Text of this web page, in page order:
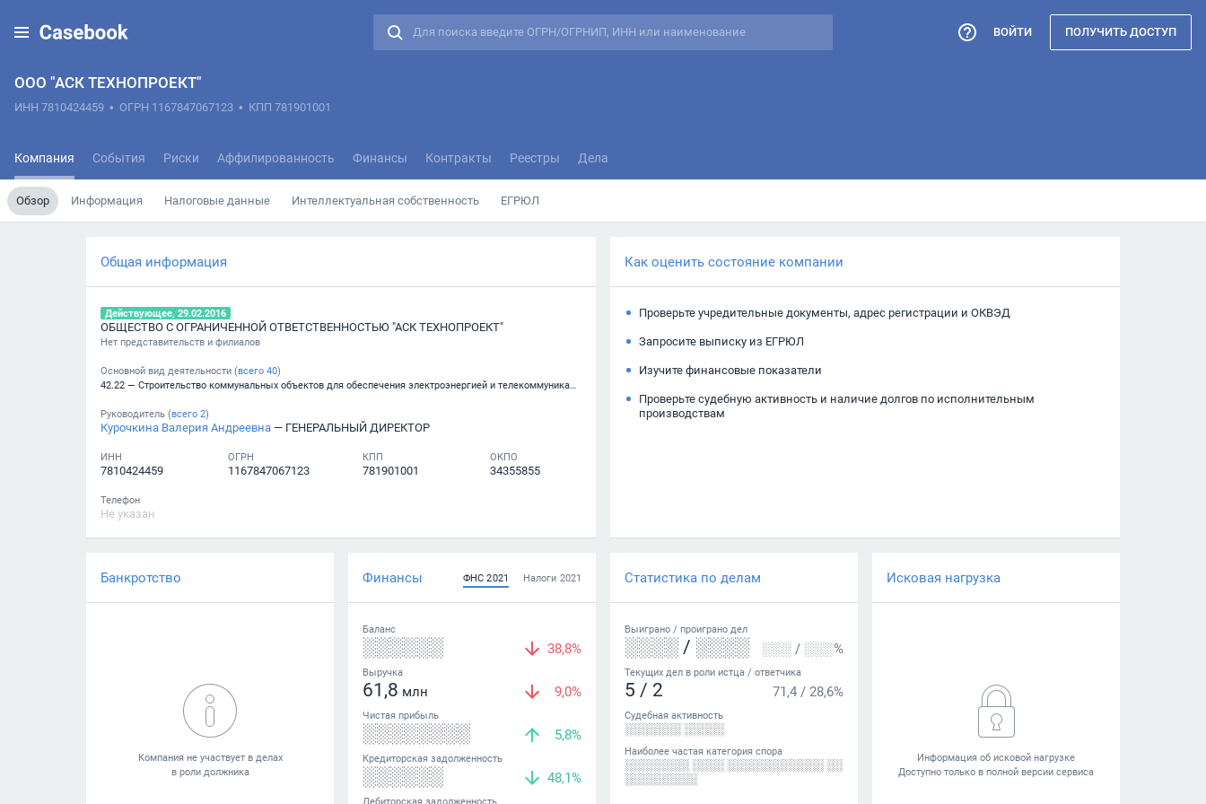
ООО "АСК ТЕХНОПРОЕКТ"
ИНН 7810424459 • ОГРН 1167847067123 • КПП 781901001
Компания События Риски Аффилированность Финансы Контракты Реестры Дела
Обзор Информация Налоговые данные Интеллектуальная собственность ЕГРЮЛ
ВОЙТИ ПОЛУЧИТЬ ДОСТУП
Общая информация
Действующее, 29.02.2016
ОБЩЕСТВО С ОГРАНИЧЕННОЙ ОТВЕТСТВЕННОСТЬЮ "АСК ТЕХНОПРОЕКТ"
Нет представительств и филиалов
Основной вид деятельности (всего 40)
42.22 — Строительство коммунальных объектов для обеспечения электроэнергией и телекоммуникациями
Руководитель (всего 2)
Курочкина Валерия Андреевна — ГЕНЕРАЛЬНЫЙ ДИРЕКТОР
ИНН
7810424459
ОГРН
1167847067123
КПП
781901001
ОКПО
34355855
Телефон
Не указан
Как оценить состояние компании
Проверьте учредительные документы, адрес регистрации и ОКВЭД
Запросите выписку из ЕГРЮЛ
Изучите финансовые показатели
Проверьте судебную активность и наличие долгов по исполнительным
производствам
Банкротство Финансы ФНС 2021 Налоги 2021
Баланс
░░░░░░ 38,8%
Выручка
61,8 млн 9,0%
Чистая прибыль
░░░░░░░░ 5,8%
Кредиторская задолженность
░░░░░░ 48,1%
Дебиторская задолженность
Статистика по делам
Выиграно / проиграно дел
░░░░ / ░░░░ ░░░ / ░░░%
Текущих дел в роли истца / ответчика
5 / 2 71,4 / 28,6%
Судебная активность
░░░░░░░ ░░░░░
Наиболее частая категория спора
░░░░░░░░ ░░░░ ░░░░░░░░░░░░ ░░
░░░░░░░░░
Исковая нагрузка